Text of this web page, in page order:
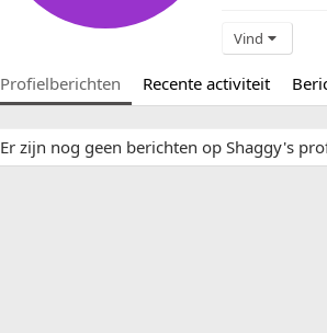
Vind
Profielberichten Recente activiteit
Er zijn nog geen berichten op Shaggy's